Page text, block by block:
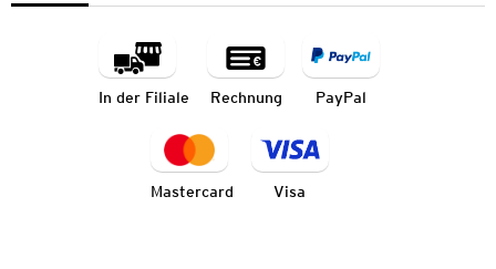
In der Filiale Rechnung PayPal
Mastercard Visa